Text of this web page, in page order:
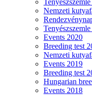
Nemzeti
Tenyészszemle
Events 2020
Breeding test
Nemzeti
Events 2019
Breeding test
Hungarian
Events 2018